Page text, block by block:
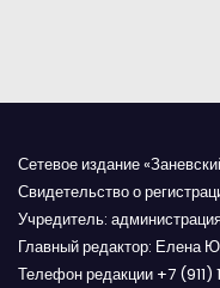
и
я
п
о
Сетевое издание
Свидетельство о
Учредитель:
Главный редактор: Елена
Телефон редакции +7